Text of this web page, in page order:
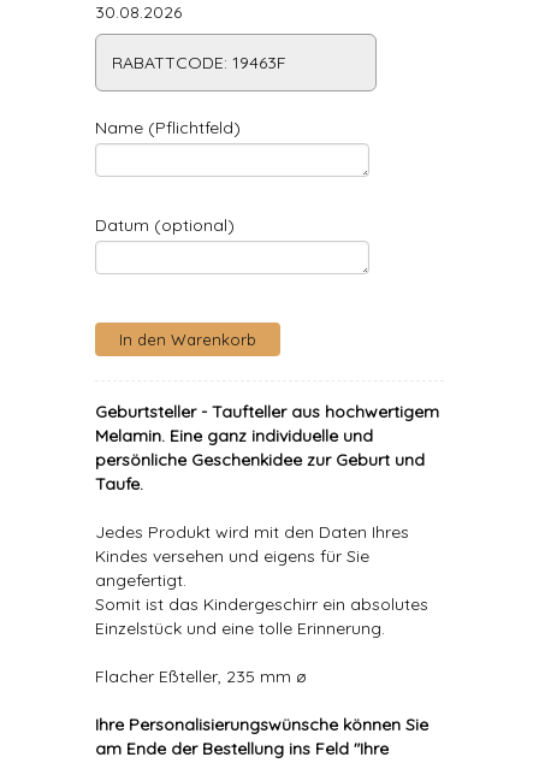
30.08.2026
RABATTCODE: 19463F
Name (Pflichtfeld)
Datum (optional)
Geburtsteller - Taufteller aus hochwertigem
Melamin. Eine ganz individuelle und
persönliche Geschenkidee zur Geburt und
Taufe.
Jedes Produkt wird mit den Daten Ihres
Kindes versehen und eigens für Sie
angefertigt.
Somit ist das Kindergeschirr ein absolutes
Einzelstück und eine tolle Erinnerung.
Flacher Eßteller, 235 mm ø
Ihre Personalisierungswünsche können Sie
am Ende der Bestellung ins Feld "Ihre